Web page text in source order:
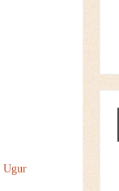
Ugur